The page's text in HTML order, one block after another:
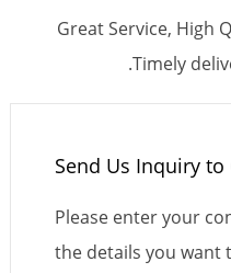
Great Service, High
Timely
Send Us Inquiry
Please enter your
the details you want